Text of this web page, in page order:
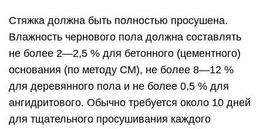
Стяжка должна быть полностью просушена.
Влажность чернового пола должна составлять
не более 2—2,5 % для бетонного (цементного)
основания (по методу CM), не более 8—12 %
для деревянного пола и не более 0,5 % для
ангидритового. Обычно требуется около 10 дней
для тщательного просушивания каждого